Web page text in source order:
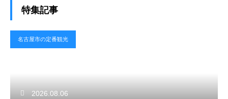
特集記事
名古屋市の定番観光
2026.08.06